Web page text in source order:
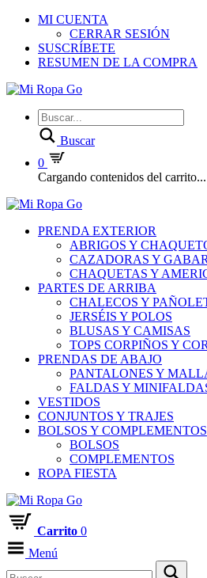
MI CUENTA
CERRAR SESIÓN
SUSCRÍBETE
RESUMEN DE LA COMPRA
Buscar
0
Cargando contenidos del carrito...
PRENDA EXTERIOR
ABRIGOS Y
CAZADORAS Y
CHAQUETAS Y
PARTES DE ARRIBA
CHALECOS Y
JERSÉIS Y POLOS
BLUSAS Y CAMISAS
TOPS CORPIÑOS Y
PRENDAS DE ABAJO
PANTALONES Y
FALDAS Y
VESTIDOS
CONJUNTOS Y TRAJES
BOLSOS Y COMPLEMENTOS
BOLSOS
COMPLEMENTOS
ROPA FIESTA
Carrito 0
Menú